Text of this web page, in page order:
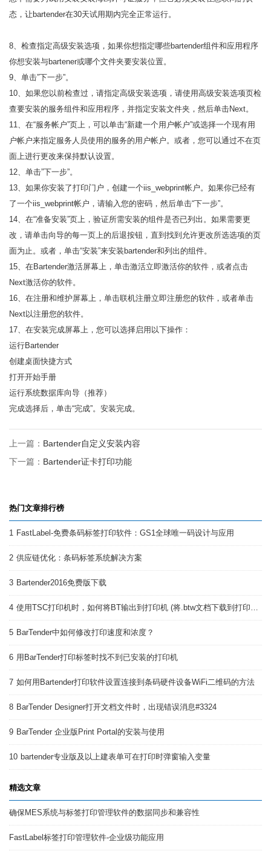
态，让bartender在30天试用期内完全正常运行。
8、检查指定高级安装选项，如果你想指定哪些bartender组件和应用程序
你想安装与bartener或哪个文件夹要安装位置。
9、单击”下一步”。
10、如果您以前检查过，请指定高级安装选项，请使用高级安装选项页检
查要安装的服务组件和应用程序，并指定安装文件夹，然后单击Next。
11、在“服务帐户”页上，可以单击“新建一个用户帐户”或选择一个现有用
户帐户来指定服务人员使用的服务的用户帐户。或者，您可以通过不在页
面上进行更改来保持默认设置。
12、单击”下一步”。
13、如果你安装了打印门户，创建一个iis_webprint帐户。如果你已经有
了一个iis_webprint帐户，请输入您的密码，然后单击“下一步”。
14、在“准备安装”页上，验证所需安装的组件是否已列出。如果需要更
改，请单击向导的每一页上的后退按钮，直到找到允许更改所选选项的页
面为止。或者，单击“安装”来安装bartender和列出的组件。
15、在Bartender激活屏幕上，单击激活立即激活你的软件，或者点击
Next激活你的软件。
16、在注册和维护屏幕上，单击联机注册立即注册您的软件，或者单击
Next以注册您的软件。
17、在安装完成屏幕上，您可以选择启用以下操作：
运行Bartender
创建桌面快捷方式
打开开始手册
运行系统数据库向导（推荐）
完成选择后，单击“完成”。安装完成。
上一篇： Bartender自定义安装内容
下一篇： Bartender证卡打印功能
热门文章排行榜
1 FastLabel-免费条码标签打印软件：GS1全球唯一码设计与应用
2 供应链优化：条码标签系统解决方案
3 Bartender2016免费版下载
4 使用TSC打印机时，如何将BT输出到打印机 (将.btw文档下载到打印机 )
5 BarTender中如何修改打印速度和浓度？
6 用BarTender打印标签时找不到已安装的打印机
7 如何用Bartender打印软件设置连接到条码硬件设备WiFi二维码的方法
8 BarTender Designer打开文档文件时，出现错误消息#3324
9 BarTender 企业版Print Portal的安装与使用
10 bartender专业版及以上建表单可在打印时弹窗输入变量
精选文章
确保MES系统与标签打印管理软件的数据同步和兼容性
FastLabel标签打印管理软件-企业级功能应用